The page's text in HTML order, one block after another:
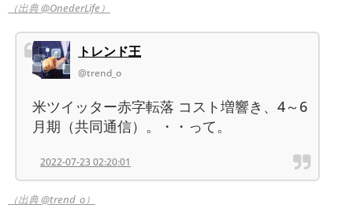
（出典 @OnederLife）
トレンド王
@trend_o
米ツイッター赤字転落 コスト増響き、4～6
月期（共同通信）。・・って。
2022-07-23 02:20:01
（出典 @trend_o）